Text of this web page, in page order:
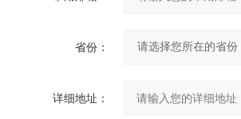
省份：
详细地址：